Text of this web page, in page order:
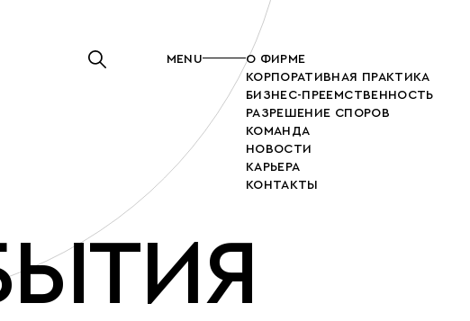
MENU
О ФИРМЕ
КОРПОРАТИВНАЯ ПРАКТИКА
БИЗНЕС-ПРЕЕМСТВЕННОСТЬ
РАЗРЕШЕНИЕ СПОРОВ
КОМАНДА
НОВОСТИ
КАРЬЕРА
КОНТАКТЫ